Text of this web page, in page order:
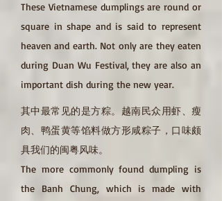
These Vietnamese dumplings are round or
square in shape and is said to represent
heaven and earth. Not only are they eaten
during Duan Wu Festival, they are also an
important dish during the new year.
其中最常见的是方粽。越南民众用虾、瘦
肉、鸭蛋黄等馅料做方形咸粽子，口味颇
具我们的闽粤风味。
The more commonly found dumpling is
the Banh Chung, which is made with